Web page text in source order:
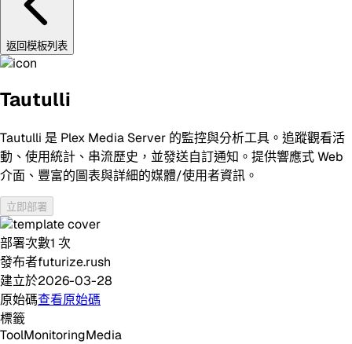
返回模板列表
Tautulli
Tautulli 是 Plex Media Server 的監控與分析工具。追蹤觀看活
動、使用統計、串流歷史，並發送自訂通知。提供響應式 Web
介面、豐富的圖表與詳細的媒體/使用者資訊。
立即部署
部署次數1 次
發布者futurize.rush
建立於2026-03-28
原始碼查看原始碼
標籤
ToolMonitoringMedia